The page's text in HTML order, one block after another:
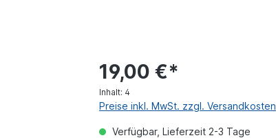
19,00 €*
Inhalt: 4
Preise inkl. MwSt. zzgl. Versandkosten
Verfügbar, Lieferzeit 2-3 Tage